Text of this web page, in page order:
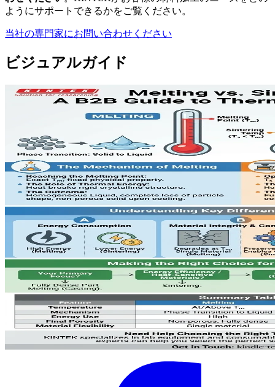
ようにサポートできるかをご覧ください。
当社の専門家にお問い合わせください
ビジュアルガイド